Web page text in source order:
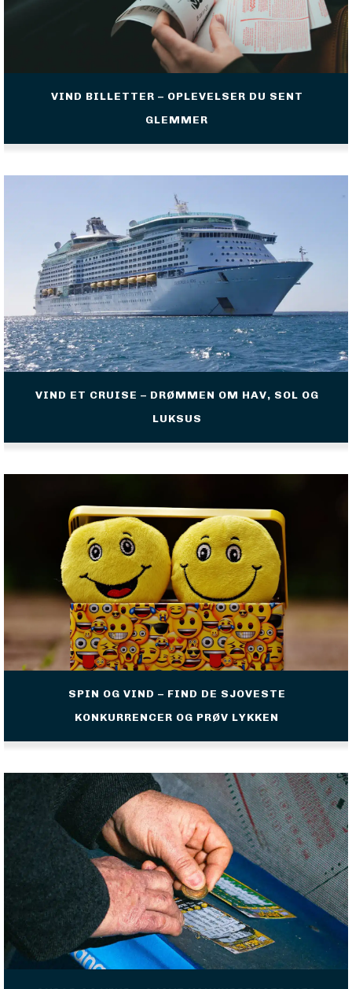
VIND BILLETTER – OPLEVELSER DU SENT
GLEMMER
VIND ET CRUISE – DRØMMEN OM HAV, SOL OG
LUKSUS
SPIN OG VIND – FIND DE SJOVESTE
KONKURRENCER OG PRØV LYKKEN